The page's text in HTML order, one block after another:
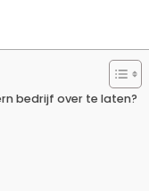
bedrijf over te laten?